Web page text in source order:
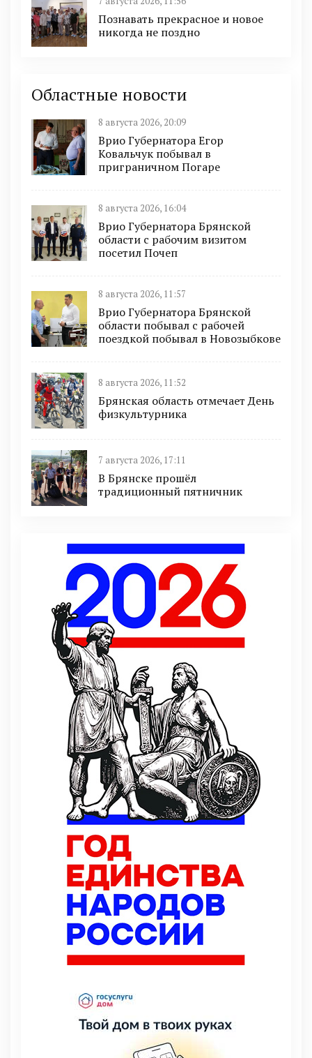
Познавать прекрасное и новое
никогда не поздно
Областные новости
8 августа 2026, 20:09
Врио Губернатора Егор
Ковальчук побывал в
приграничном Погаре
8 августа 2026, 16:04
Врио Губернатора Брянской
области с рабочим визитом
посетил Почеп
8 августа 2026, 11:57
Врио Губернатора Брянской
области побывал с рабочей
поездкой побывал в Новозыбкове
8 августа 2026, 11:52
Брянская область отмечает День
физкультурника
7 августа 2026, 17:11
В Брянске прошёл
традиционный пятничник